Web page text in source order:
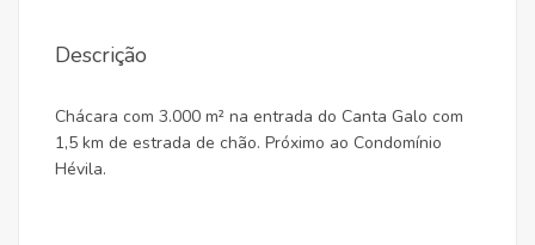
Descrição
Chácara com 3.000 m² na entrada do Canta Galo com
1,5 km de estrada de chão. Próximo ao Condomínio
Hévila.